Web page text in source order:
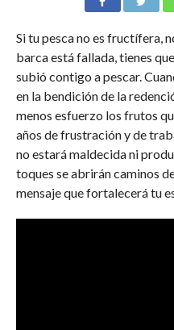
Si tu pesca no es fructífera,
barca está fallada, tienes
subió contigo a pescar.
en la bendición de la
menos esfuerzo los frutos
años de frustración y de
no estará maldecida ni
toques se abrirán caminos
mensaje que fortalecerá tu